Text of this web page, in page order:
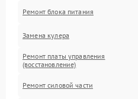
Ремонт блока питания
Замена кулера
Ремонт платы управления
(восстановление)
Ремонт силовой части